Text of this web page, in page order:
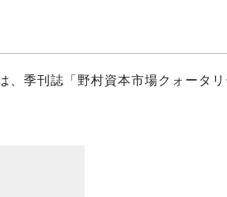
季刊誌「野村資本市場クォータ